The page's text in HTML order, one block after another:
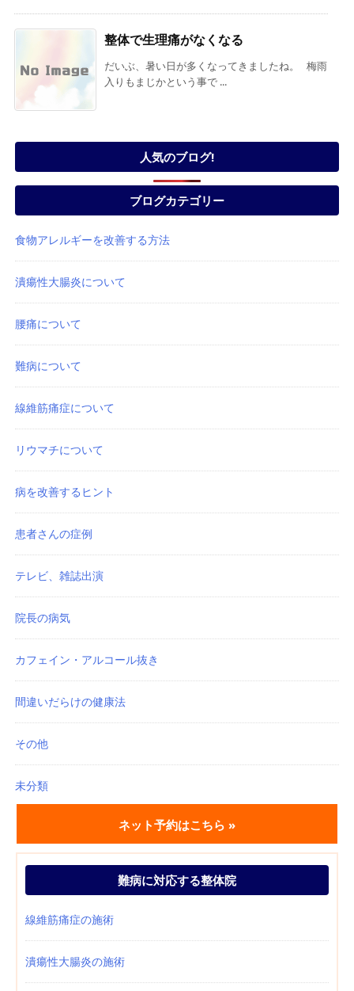
整体で生理痛がなくなる
だいぶ、暑い日が多くなってきましたね。 梅雨
入りもまじかという事で ...
人気のブログ!
ブログカテゴリー
食物アレルギーを改善する方法
潰瘍性大腸炎について
腰痛について
難病について
線維筋痛症について
リウマチについて
病を改善するヒント
患者さんの症例
テレビ、雑誌出演
院長の病気
カフェイン・アルコール抜き
間違いだらけの健康法
その他
未分類
ネット予約はこちら »
難病に対応する整体院
線維筋痛症の施術
潰瘍性大腸炎の施術